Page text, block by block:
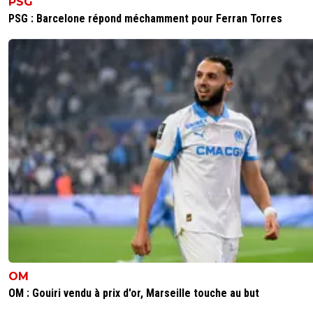
3/1 pour Nice ^^
Répondre
25 avril 2021 à 13:07 +180
Tout de suite je me suis dit..ça va être bon
^^
0 + Répondre
PSG : Barcelone répond méchamment pour Ferran Torres
OM
OM : Gouiri vendu à prix d'or, Marseille touche au but